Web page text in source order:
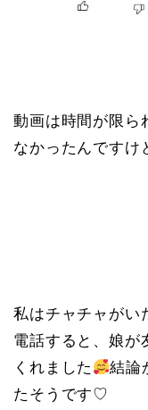
動画は時間が限ら
なかったんですけ
私はチャチャがい
電話すると、娘が
くれました
結論
たそうです♡